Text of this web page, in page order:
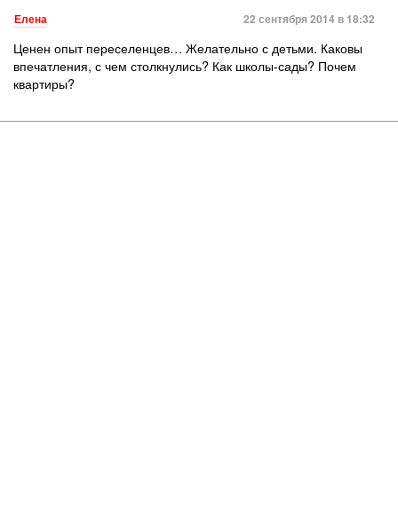
Елена 22 сентября 2014 в 18:32
Ценен опыт переселенцев… Желательно с детьми. Каковы
впечатления, с чем столкнулись? Как школы-сады? Почем
квартиры?